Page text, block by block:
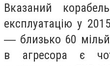
Вказаний
експлуатацію у
― близько 60
в агресора є